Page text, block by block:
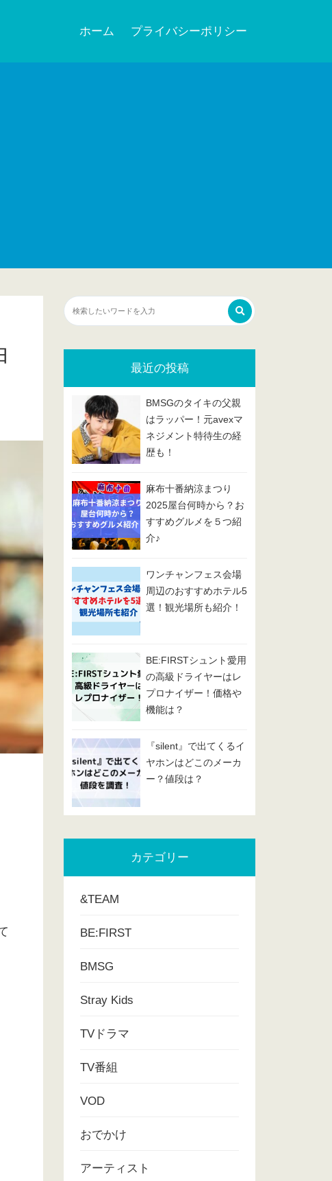
ホーム プライバシーポリシー
最近の投稿
BMSGのタイキの父親
はラッパー！元avexマ
ネジメント特待生の経
歴も！
麻布十番納涼まつり
2025屋台何時から？お
すすめグルメを５つ紹
介♪
ワンチャンフェス会場
周辺のおすすめホテル5
選！観光場所も紹介！
BE:FIRSTシュント愛用
の高級ドライヤーはレ
プロナイザー！価格や
機能は？
『silent』で出てくるイ
ヤホンはどこのメーカ
ー？値段は？
カテゴリー
&TEAM
BE:FIRST
BMSG
Stray Kids
TVドラマ
TV番組
VOD
おでかけ
アーティスト